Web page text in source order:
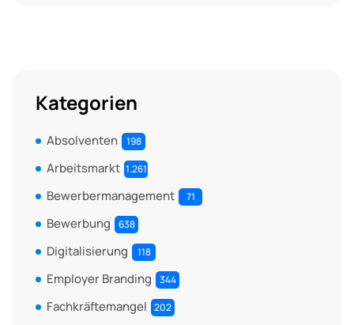
Kategorien
Absolventen 198
Arbeitsmarkt 1.261
Bewerbermanagement 71
Bewerbung 638
Digitalisierung 118
Employer Branding 344
Fachkräftemangel 202